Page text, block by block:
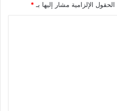
الحقول الإلزامية مشار إليها بـ*